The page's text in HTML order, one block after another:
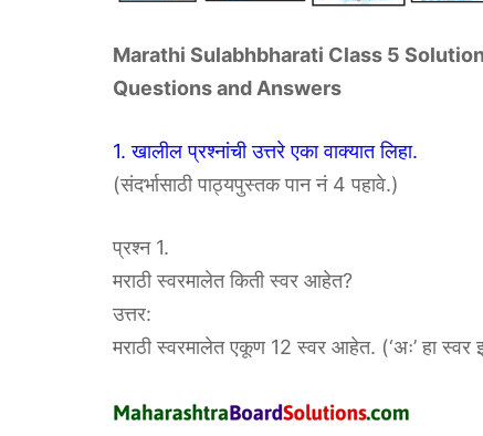
Marathi Sulabhbharati Class 5
Questions and Answers
1. खालील प्रश्नांची उत्तरे एका वाक्यात लिहा.
(संदर्भासाठी पाठ्यपुस्तक पान नं 4 पहावे.)
प्रश्न 1.
मराठी स्वरमालेत किती स्वर आहेत?
उत्तर:
मराठी स्वरमालेत एकूण 12 स्वर आहेत. (‘अः’ हा स्वर